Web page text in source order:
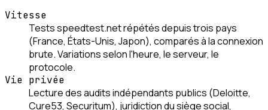
Vitesse
Tests speedtest.net répétés depuis trois pays
(France, États-Unis, Japon), comparés à la connexion
brute. Variations selon l'heure, le serveur, le
protocole.
Vie privée
Lecture des audits indépendants publics (Deloitte,
Cure53, Securitum), juridiction du siège social,